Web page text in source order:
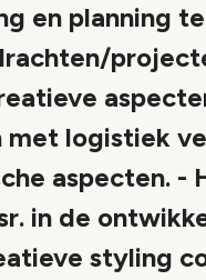
en planning
met logistiek
aspecten. -
in de
styling